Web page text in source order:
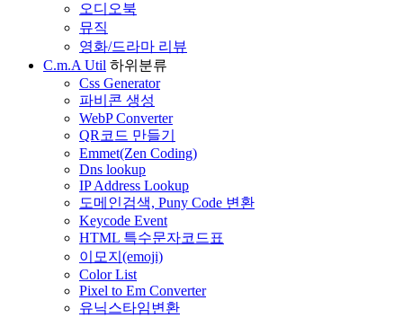
오디오북
뮤직
영화/드라마 리뷰
C.m.A Util 하위분류
Css Generator
파비콘 생성
WebP Converter
QR코드 만들기
Emmet(Zen Coding)
Dns lookup
IP Address Lookup
도메인검색, Puny Code 변환
Keycode Event
HTML 특수문자코드표
이모지(emoji)
Color List
Pixel to Em Converter
유닉스타임변환